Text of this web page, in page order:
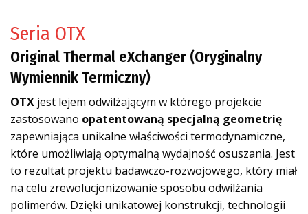
Seria OTX
Original Thermal eXchanger (Oryginalny
Wymiennik Termiczny)
OTX jest lejem odwilżającym w którego projekcie
zastosowano opatentowaną specjalną geometrię
zapewniająca unikalne właściwości termodynamiczne,
które umożliwiają optymalną wydajność osuszania. Jest
to rezultat projektu badawczo-rozwojowego, który miał
na celu zrewolucjonizowanie sposobu odwilżania
polimerów. Dzięki unikatowej konstrukcji, technologii